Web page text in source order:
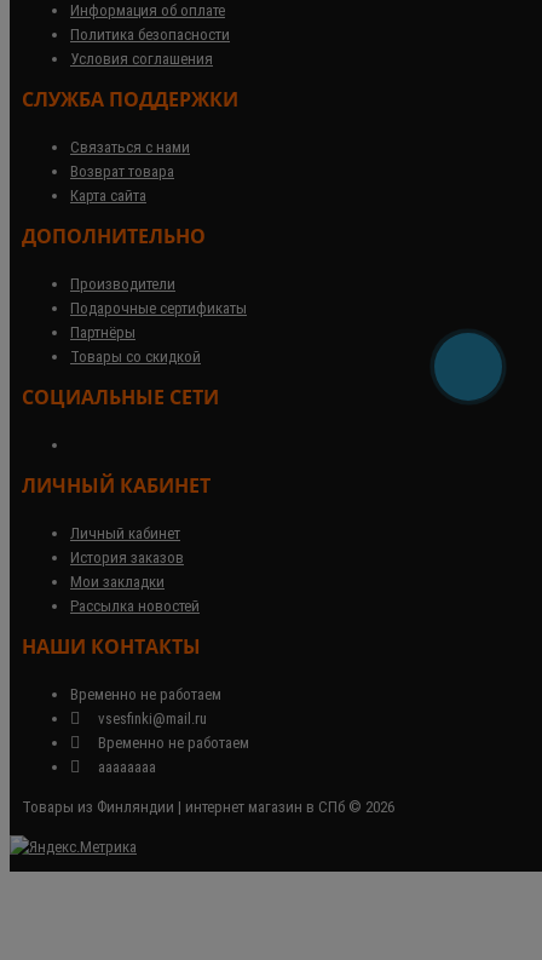
Информация об оплате
Политика безопасности
Условия соглашения
СЛУЖБА ПОДДЕРЖКИ
Связаться с нами
Возврат товара
Карта сайта
ДОПОЛНИТЕЛЬНО
Производители
Подарочные сертификаты
Партнёры
Товары со скидкой
СОЦИАЛЬНЫЕ СЕТИ
ЛИЧНЫЙ КАБИНЕТ
Личный кабинет
История заказов
Мои закладки
Рассылка новостей
НАШИ КОНТАКТЫ
Временно не работаем
vsesfinki@mail.ru
Временно не работаем
аааааааа
Товары из Финляндии | интернет магазин в СПб © 2026